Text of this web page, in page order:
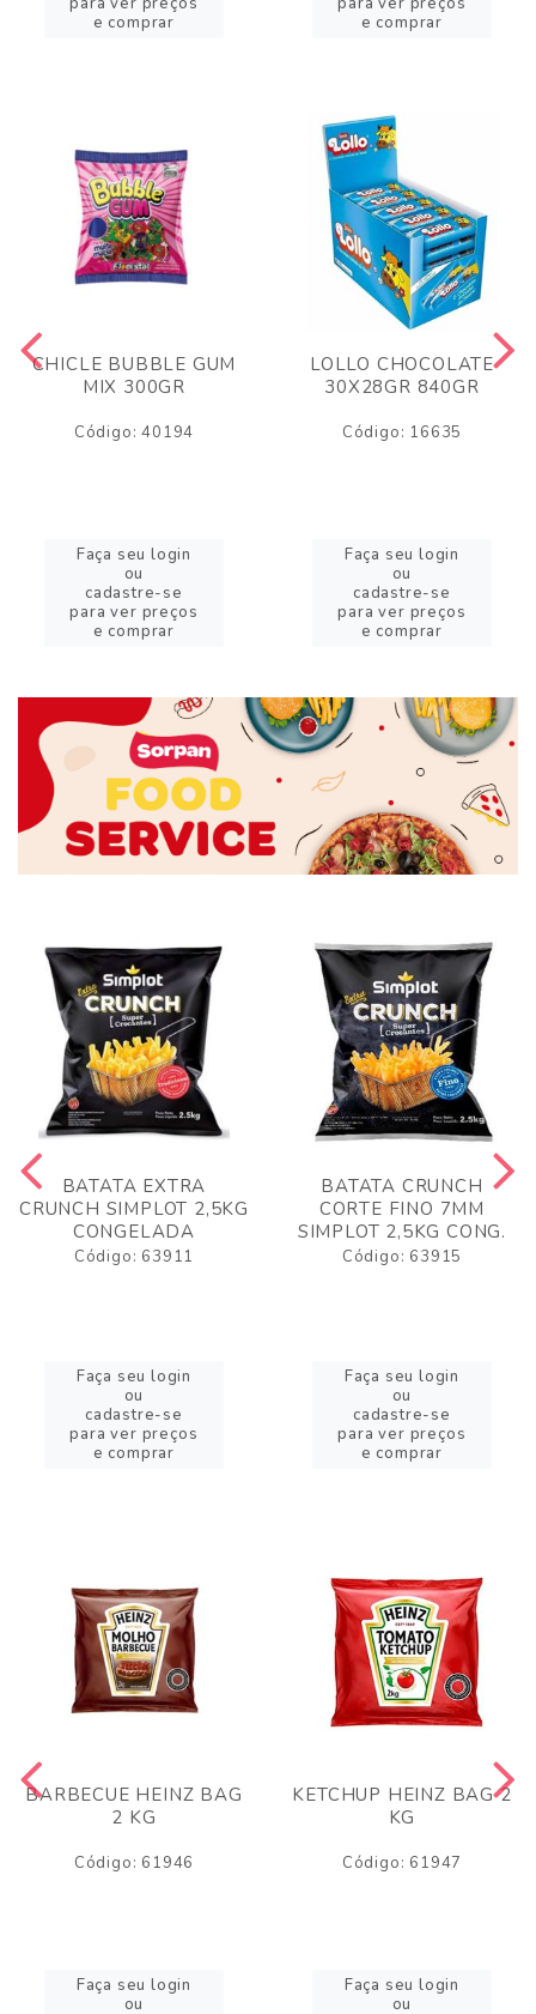
e comprar
e comprar
CHICLE BUBBLE GUM
MIX 300GR
Código: 40194
Faça seu login
ou
cadastre-se
para ver preços
e comprar
LOLLO CHOCOLATE
30X28GR 840GR
Código: 16635
Faça seu login
ou
cadastre-se
para ver preços
e comprar
BATATA EXTRA
CRUNCH SIMPLOT 2,5KG
CONGELADA
Código: 63911
Faça seu login
ou
cadastre-se
para ver preços
e comprar
BATATA CRUNCH
CORTE FINO 7MM
SIMPLOT 2,5KG CONG.
Código: 63915
Faça seu login
ou
cadastre-se
para ver preços
e comprar
BARBECUE HEINZ BAG
2 KG
Código: 61946
Faça seu login
ou
KETCHUP HEINZ BAG 2
KG
Código: 61947
Faça seu login
ou